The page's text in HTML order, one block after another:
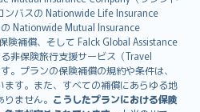
ンバスの Nationwide Life Insurance
Nationwide Mutual Insurance
険補償、そして Falck Global Assistance
非保険旅行支援サービス（Travel
。プランの保険補償の規約や条件は、
す。また、すべての補償にあらゆる地
ません。 こうしたプランにおける保険